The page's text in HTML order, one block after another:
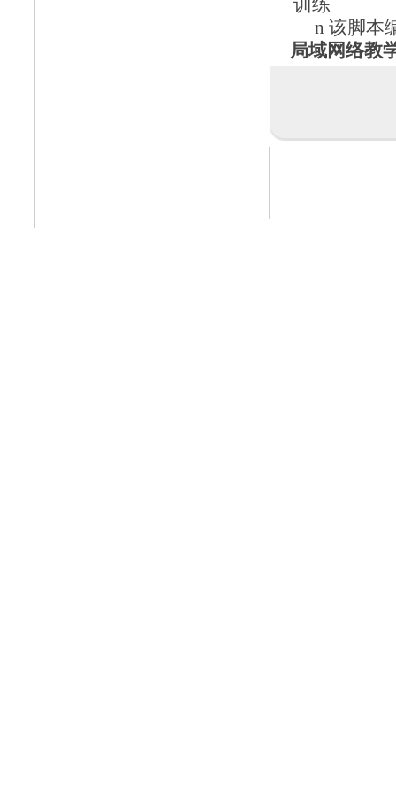
训练
n 该脚本
局域网络教